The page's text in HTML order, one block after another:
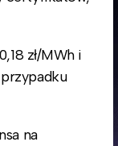
zł/MWh i
na